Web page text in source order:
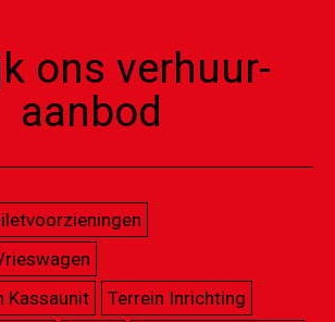
ons verhuur-
aanbod
Kassaunit
Terrein Inrichting